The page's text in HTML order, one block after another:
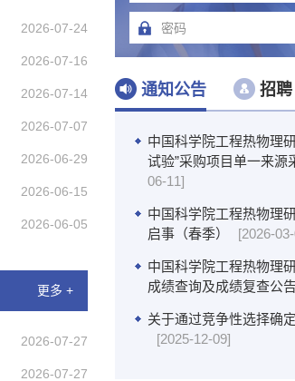
2026-07-24
2026-07-16
2026-07-14
2026-07-07
2026-06-29
2026-06-15
2026-06-05
更多 +
2026-07-27
2026-07-27
通知公告 招聘
中国科学院工程热物理
试验”采购项目单一来源
06-11]
中国科学院工程热物理
启事（春季）
[2026-
中国科学院工程热物理
成绩查询及成绩复查公
关于通过竞争性选择确
[2025-12-09]